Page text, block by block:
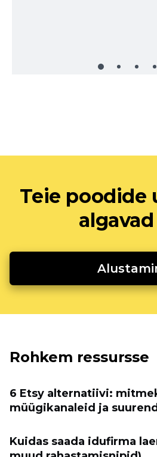
Teie poodide
Rohkem ressursse
6 Etsy alternatiivi:
müügikanaleid ja
Kuidas saada idufirma